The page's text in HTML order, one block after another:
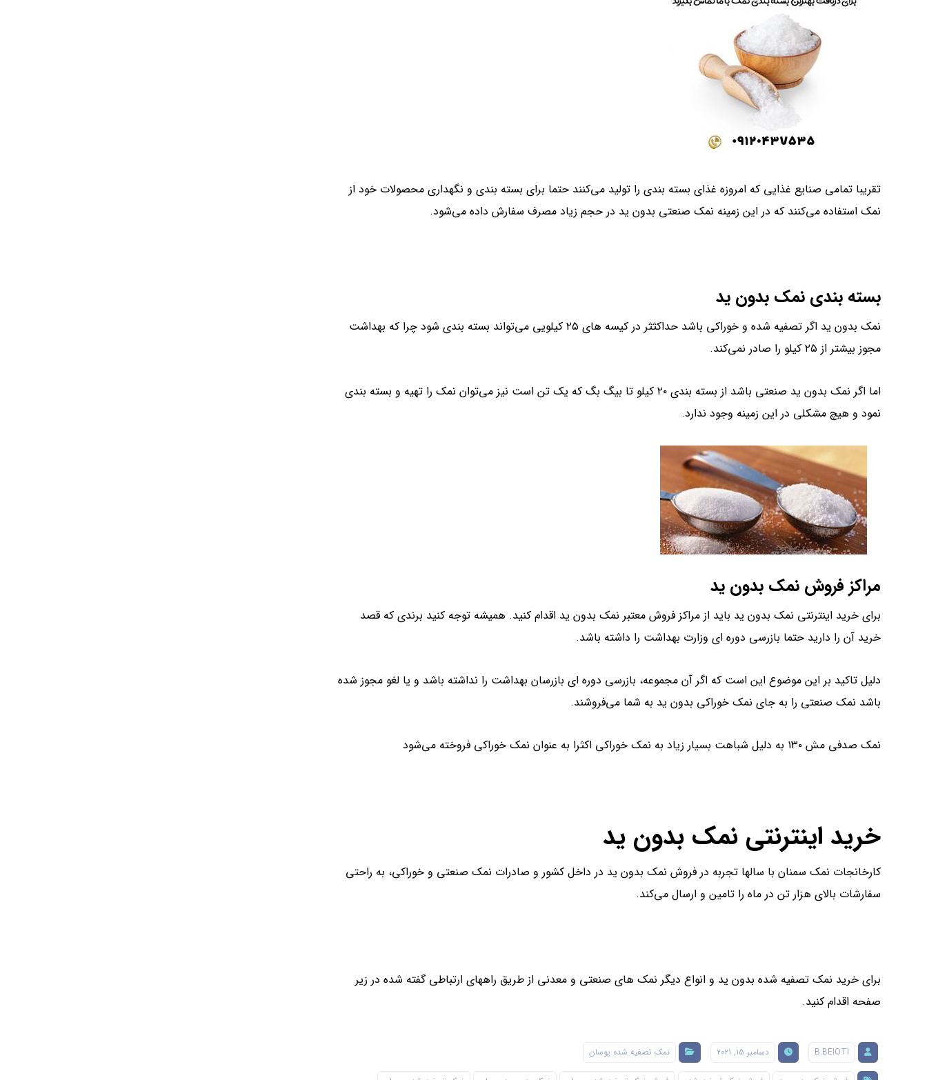
تقریبا تمامی صنایع غذایی که امروزه غذای بسته بندی را تولید می‌کنند حتما برای بسته بندی و نگهداری محصولات خود از
نمک استفاده می‌کنند که در این زمینه نمک صنعتی بدون ید در حجم زیاد مصرف سفارش داده می‌شود.
بسته بندی نمک بدون ید
نمک بدون ید اگر تصفیه شده و خوراکی باشد حداکثثر در کیسه های ۲۵ کیلویی می‌تواند بسته بندی شود چرا که بهداشت
مجوز بیشتر از ۲۵ کیلو را صادر نمی‌کند.
اما اگر نمک بدون ید صنعتی باشد از بسته بندی ۲۰ کیلو تا بیگ بگ که یک تن است نیز می‌توان نمک را تهیه و بسته بندی
نمود و هیچ مشکلی در این زمینه وجود ندارد.
مراکز فروش نمک بدون ید
برای خرید اینترنتی نمک بدون ید باید از مراکز فروش معتبر نمک بدون ید اقدام کنید. همیشه توجه کنید برندی که قصد
خرید آن را دارید حتما بازرسی دوره ای وزارت بهداشت را داشته باشد.
دلیل تاکید بر این موضوع این است که اگر آن مجموعه، بازرسی دوره ای بازرسان بهداشت را نداشته باشد و یا لغو مجوز شده
باشد نمک صنعتی را به جای نمک خوراکی بدون ید به شما می‌فروشند.
نمک صدفی مش ۱۳۰ به دلیل شباهت بسیار زیاد به نمک خوراکی اکثرا به عنوان نمک خوراکی فروخته می‌شود
خرید اینترنتی نمک بدون ید
کارخانجات نمک سمنان با سالها تجربه در فروش نمک بدون ید در داخل کشور و صادرات نمک صنعتی و خوراکی، به راحتی
سفارشات بالای هزار تن در ماه را تامین و ارسال می‌کند.
برای خرید نمک تصفیه شده بدون ید و انواع دیگر نمک های صنعتی و معدنی از طریق راههای ارتباطی گفته شده در زیر
صفحه اقدام کنید.
B.BEIOTI دسامبر ۱۵, ۲۰۲۱ نمک تصفیه شده پوسان